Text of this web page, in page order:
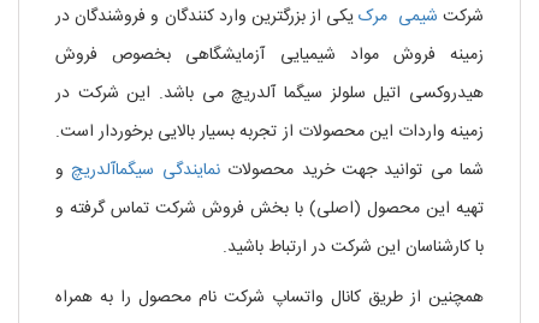
شرکت شیمی مرکیکی از بزرگترین وارد کنندگان و فروشندگان در
زمینه فروش مواد شیمیایی آزمایشگاهی بخصوص فروش
هیدروکسی اتیل سلولز سیگما آلدریچ می باشد. این شرکت در
زمینه واردات این محصولات از تجربه بسیار بالایی برخوردار است.
شما می توانید جهت خرید محصولاتنمایندگی سیگماآلدریچو
تهیه این محصول (اصلی) با بخش فروش شرکت تماس گرفته و
با کارشناسان این شرکت در ارتباط باشید.
همچنین از طریق کانال واتساپ شرکت نام محصول را به همراه